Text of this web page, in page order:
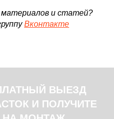
и статей?
Вконтакте
ВЫЕЗД
И ПОЛУЧИТЕ